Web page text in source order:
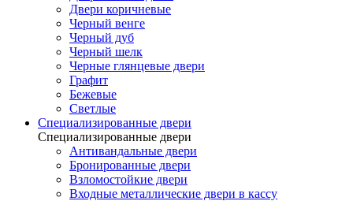
Двери коричневые
Черный венге
Черный дуб
Черный шелк
Черные глянцевые двери
Графит
Бежевые
Светлые
Специализированные двери
Специализированные двери
Антивандальные двери
Бронированные двери
Взломостойкие двери
Входные металлические двери в кассу